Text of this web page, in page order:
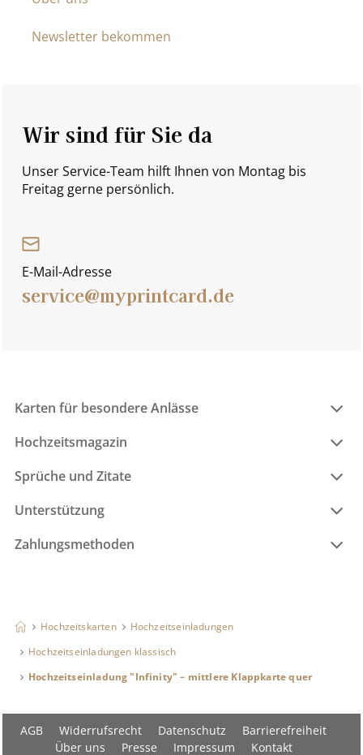
Newsletter bekommen
Wir sind für Sie da
Unser Service-Team hilft Ihnen von Montag bis
Freitag gerne persönlich.
E-Mail-Adresse
service@myprintcard.de
Karten für besondere Anlässe
Hochzeitsmagazin
Sprüche und Zitate
Unterstützung
Zahlungsmethoden
Hochzeitskarten
Hochzeitseinladungen
Hochzeitseinladungen klassisch
Hochzeitseinladung "Infinity" – mittlere Klappkarte quer
AGB Widerrufsrecht Datenschutz
Barrierefreiheit
Über uns
Presse Impressum Kontakt